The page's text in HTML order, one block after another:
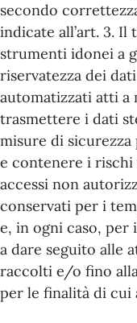
secondo
indicate all’art. 3.
strumenti idonei a
riservatezza dei
automatizzati atti a
trasmettere i dati
misure di
e contenere i
accessi non
conservati per i
e, in ogni caso, per
a dare seguito alle
raccolti e/o fino
per le finalità di cui